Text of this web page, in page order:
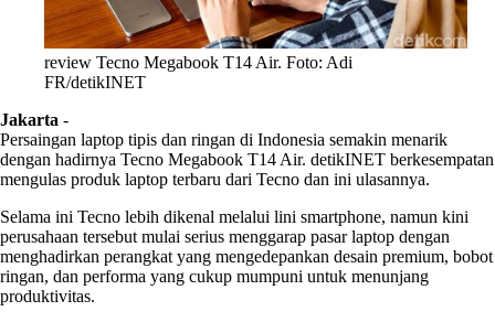
review Tecno Megabook T14 Air. Foto: Adi
FR/detikINET
Jakarta -
Persaingan laptop tipis dan ringan di Indonesia semakin menarik
dengan hadirnya Tecno Megabook T14 Air. detikINET berkesempatan
mengulas produk laptop terbaru dari Tecno dan ini ulasannya.
Selama ini Tecno lebih dikenal melalui lini smartphone, namun kini
perusahaan tersebut mulai serius menggarap pasar laptop dengan
menghadirkan perangkat yang mengedepankan desain premium, bobot
ringan, dan performa yang cukup mumpuni untuk menunjang
produktivitas.